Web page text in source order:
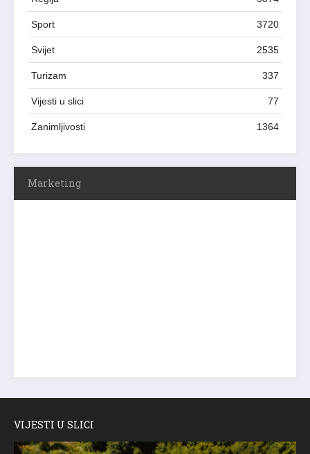
Sport 3720
Svijet 2535
Turizam 337
Vijesti u slici 77
Zanimljivosti 1364
Marketing
VIJESTI U SLICI